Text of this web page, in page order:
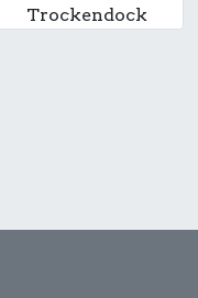
Trockendock